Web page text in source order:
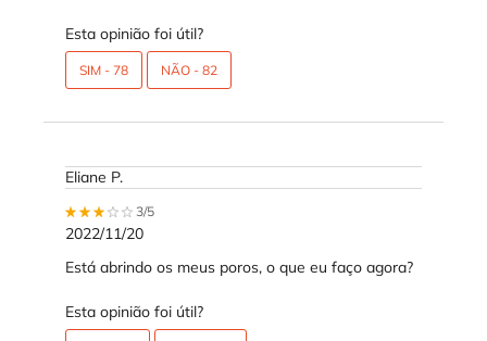
Esta opinião foi útil?
SIM - 78 NÃO - 82
Eliane P.
3 out of 5 stars.
3/5
2022/11/20
Está abrindo os meus poros, o que eu faço agora?
Esta opinião foi útil?